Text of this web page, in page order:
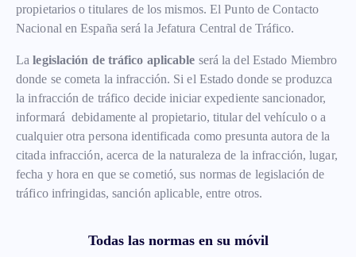
propietarios o titulares de los mismos. El Punto de Contacto
Nacional en España será la Jefatura Central de Tráfico.
Lalegislación de tráfico aplicable será la del Estado Miembro
donde se cometa la infracción. Si el Estado donde se produzca
la infracción de tráfico decide iniciar expediente sancionador,
informará debidamente al propietario, titular del vehículo o a
cualquier otra persona identificada como presunta autora de la
citada infracción, acerca de la naturaleza de la infracción, lugar,
fecha y hora en que se cometió, sus normas de legislación de
tráfico infringidas, sanción aplicable, entre otros.
Todas las normas en su móvil